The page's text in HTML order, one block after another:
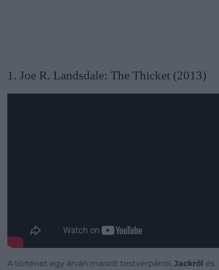
​1. Joe R. Landsdale: The Thicket (2013)
A történet egy árván maradt testvérpárról, Jackről és